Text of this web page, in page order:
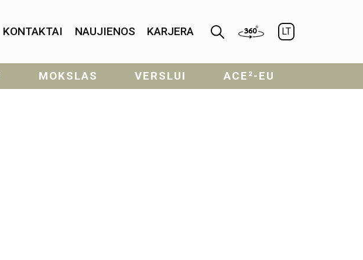
KONTAKTAI NAUJIENOS KARJERA LT
MOKSLAS VERSLUI ACE²-EU